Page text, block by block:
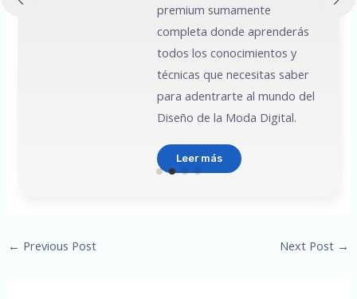
premium sumamente
completa donde aprenderás
todos los conocimientos y
técnicas que necesitas saber
para adentrarte al mundo del
Diseño de la Moda Digital.
Leer más
Post
← Previous Post Next Post →